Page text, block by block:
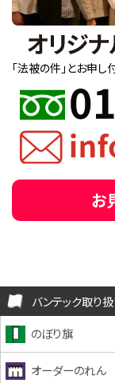
「法被の件」とお申し
お
バンテック取り
のぼり旗
オーダーのれん